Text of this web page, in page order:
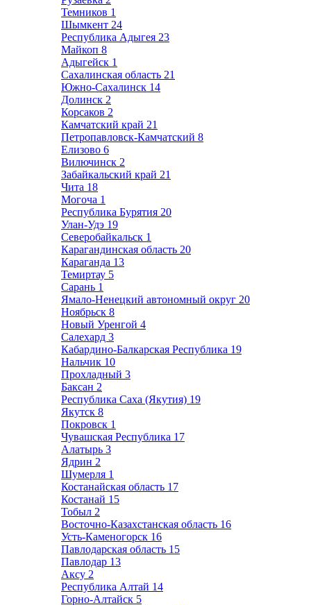
Темников 1
Шымкент 24
Республика Адыгея 23
Майкоп 8
Адыгейск 1
Сахалинская область 21
Южно-Сахалинск 14
Долинск 2
Корсаков 2
Камчатский край 21
Петропавловск-Камчатский 8
Елизово 6
Вилючинск 2
Забайкальский край 21
Чита 18
Могоча 1
Республика Бурятия 20
Улан-Удэ 19
Северобайкальск 1
Карагандинская область 20
Караганда 13
Темиртау 5
Сарань 1
Ямало-Ненецкий автономный округ 20
Ноябрьск 8
Новый Уренгой 4
Салехард 3
Кабардино-Балкарская Республика 19
Нальчик 10
Прохладный 3
Баксан 2
Республика Саха (Якутия) 19
Якутск 8
Покровск 1
Чувашская Республика 17
Алатырь 3
Ядрин 2
Шумерля 1
Костанайская область 17
Костанай 15
Тобыл 2
Восточно-Казахстанская область 16
Усть-Каменогорск 16
Павлодарская область 15
Павлодар 13
Аксу 2
Республика Алтай 14
Горно-Алтайск 5